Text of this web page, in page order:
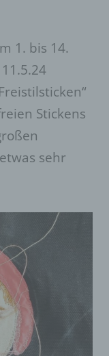
1. bis 14.
Stickens
sehr
so
Angebot
zu
ist
Daten
welche
von Cookies,
Browser
verwenden
sogenannte
einer
und